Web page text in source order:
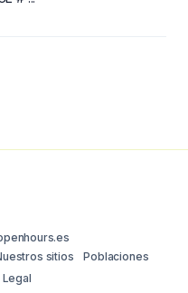
sitios
Poblaciones
Legal